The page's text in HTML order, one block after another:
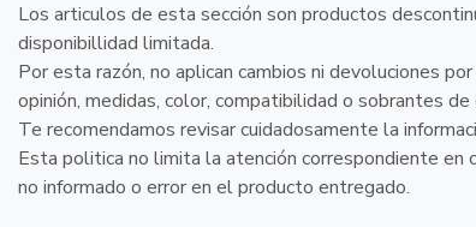
Los articulos de esta sección son productos
disponibillidad limitada.
Por esta razón, no aplican cambios ni devoluciones
opinión, medidas, color, compatibilidad o sobrantes de
Te recomendamos revisar cuidadosamente la
Esta politica no limita la atención correspondiente en
no informado o error en el producto entregado.